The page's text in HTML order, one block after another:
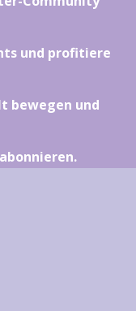
und profitiere
bewegen und